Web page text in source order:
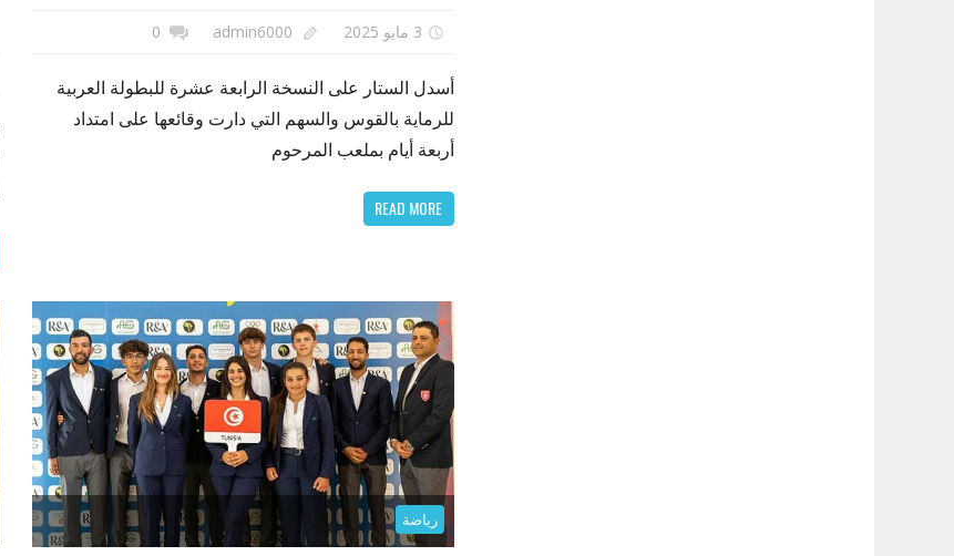
3 مايو 2025 admin6000
0
أسدل الستار على النسخة الرابعة عشرة للبطولة العربية
للرماية بالقوس والسهم التي دارت وقائعها على امتداد
أربعة أيام بملعب المرحوم
READ MORE
رياضة